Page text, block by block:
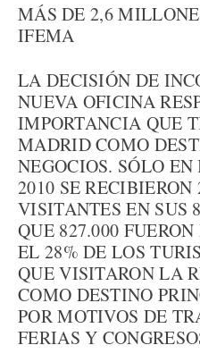
MÁS DE 2,6
IFEMA
LA DECISIÓN DE
NUEVA OFICINA
IMPORTANCIA QUE
MADRID COMO
NEGOCIOS. SÓLO
2010 SE
VISITANTES EN SUS
QUE 827.000
EL 28% DE LOS
QUE VISITARON LA
COMO DESTINO
POR MOTIVOS DE
FERIAS Y